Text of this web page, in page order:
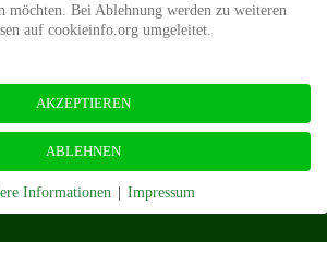
Termine
Startseite Termine
möchten. Bei Ablehnung werden zu weiteren
auf cookieinfo.org umgeleitet.
AKZEPTIEREN
ABLEHNEN
Informationen Impressum